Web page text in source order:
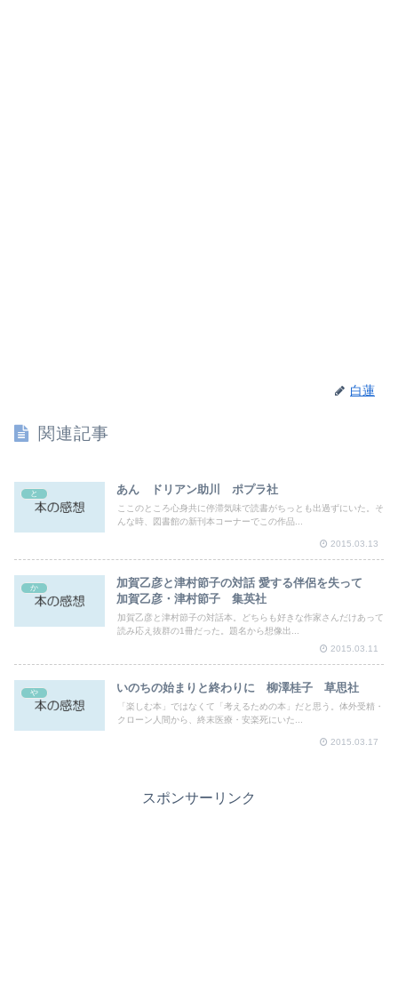
白蓮
関連記事
と あん ドリアン助川 ポプラ社
ここのところ心身共に停滞気味で読書がちっとも出過ずにいた。そ
んな時、図書館の新刊本コーナーでこの作品...
2015.03.13
か
加賀乙彦と津村節子の対話 愛する伴侶を失って
加賀乙彦・津村節子 集英社
加賀乙彦と津村節子の対話本。どちらも好きな作家さんだけあって
読み応え抜群の1冊だった。題名から想像出...
2015.03.11
や いのちの始まりと終わりに 柳澤桂子 草思社
「楽しむ本」ではなくて「考えるための本」だと思う。体外受精・
クローン人間から、終末医療・安楽死にいた...
2015.03.17
スポンサーリンク